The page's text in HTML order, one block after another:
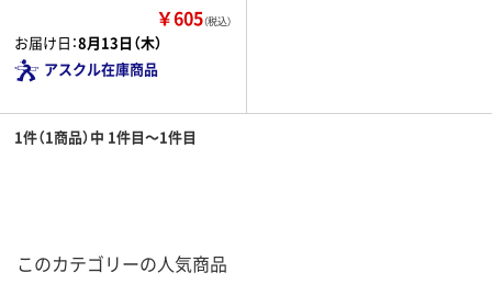
￥605（税込）
お届け日：8月13日（木）
アスクル在庫商品
1件（1商品）中 1件目～1件目
このカテゴリーの人気商品